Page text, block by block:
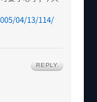
04/13/114/
REPLY